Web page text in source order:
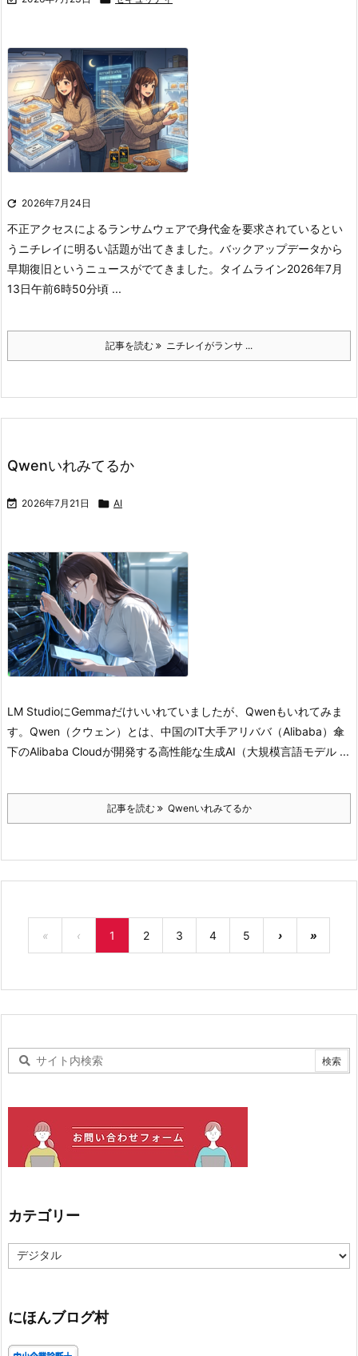
 2026年7月24日
不正アクセスによるランサムウェアで身代金を要求されているとい
うニチレイに明るい話題が出てきました。 バックアップデータから
早期復旧というニュースがでてきました。
タイムライン2026年7月
13日午前6時50分頃 ...
記事を読む ニチレイがランサ ...
Qwenいれみてるか
 2026年7月21日  AI
LM StudioにGemmaだけいいれていましたが、Qwenもいれてみま
す。 Qwen（クウェン）とは、中国のIT大手アリババ（Alibaba）傘
下のAlibaba Cloudが開発する高性能な生成AI（大規模言語モデル ...
記事を読む Qwenいれみてるか
« ‹ 1 2 3 4 5 › »
カテゴリー
カ
テ
ー
にほんブログ村